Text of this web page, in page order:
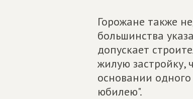
Горожане также
большинства
допускает
жилую застройку,
основании
юбилею".